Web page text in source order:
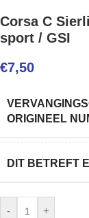
Corsa C
sport / GSI
€7,50
ORIGINEEL
DIT BETREFT
- +